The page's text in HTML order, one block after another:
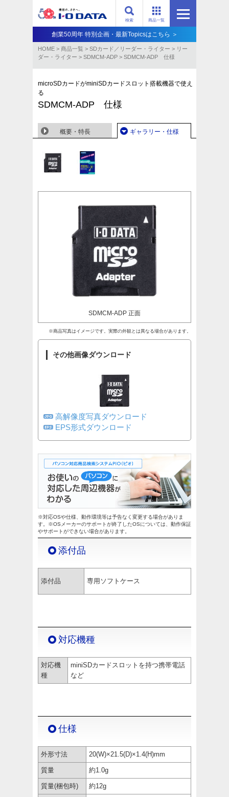
商品一覧
検索
創業50周年 特別企画・最新Topicsはこちら ＞
HOME > 商品一覧 > SDカード／リーダー・ライター > リー
ダー・ライター > SDMCM-ADP > SDMCM-ADP 仕様
microSDカードがminiSDカードスロット搭載機器で使え
る
SDMCM-ADP 仕様
概要・特長 ギャラリー・仕様
SDMCM-ADP 正面
※商品写真はイメージです。実際の外観とは異なる場合があります。
その他画像ダウンロード
高解像度写真ダウンロード
EPS形式ダウンロード
※対応OSや仕様、動作環境等は予告なく変更する場合がありま
す。※OSメーカーのサポートが終了したOSについては、動作保証
やサポートができない場合があります。
添付品
添付品 専用ソフトケース
対応機種
対応機
種
miniSDカードスロットを持つ携帯電話
など
仕様
外形寸法 20(W)×21.5(D)×1.4(H)mm
質量 約1.0g
質量(梱包時) 約12g